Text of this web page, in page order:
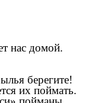
нас домой.
берегите!
их поймать.